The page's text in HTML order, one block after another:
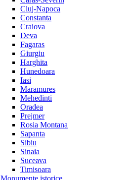
Cluj-Napoca
Constanta
Craiova
Deva
Fagaras
Giurgiu
Harghita
Hunedoara
Iasi
Maramures
Mehedinti
Oradea
Prejmer
Rosia Montana
Sapanta
Sibiu
Sinaia
Suceava
Timisoara
Monumente istorice